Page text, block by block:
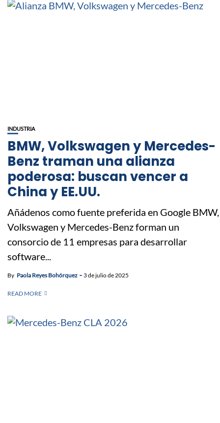
INDUSTRIA
BMW, Volkswagen y Mercedes-
Benz traman una alianza
poderosa: buscan vencer a
China y EE.UU.
Añádenos como fuente preferida en Google BMW,
Volkswagen y Mercedes-Benz forman un
consorcio de 11 empresas para desarrollar
software...
By Paola Reyes Bohórquez 3 de julio de 2025
READ MORE